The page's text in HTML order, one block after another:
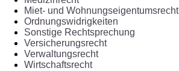
Miet- und Wohnungseigentumsrecht
Ordnungswidrigkeiten
Sonstige Rechtsprechung
Versicherungsrecht
Verwaltungsrecht
Wirtschaftsrecht